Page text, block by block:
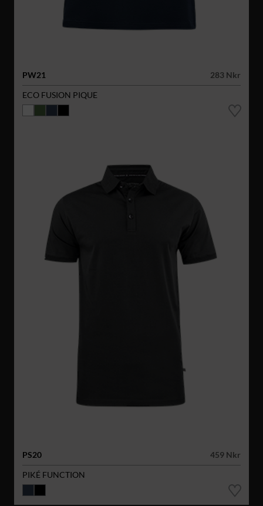
PW21
283 Nkr
ECO FUSION PIQUE
PS20
459 Nkr
PIKÉ FUNCTION